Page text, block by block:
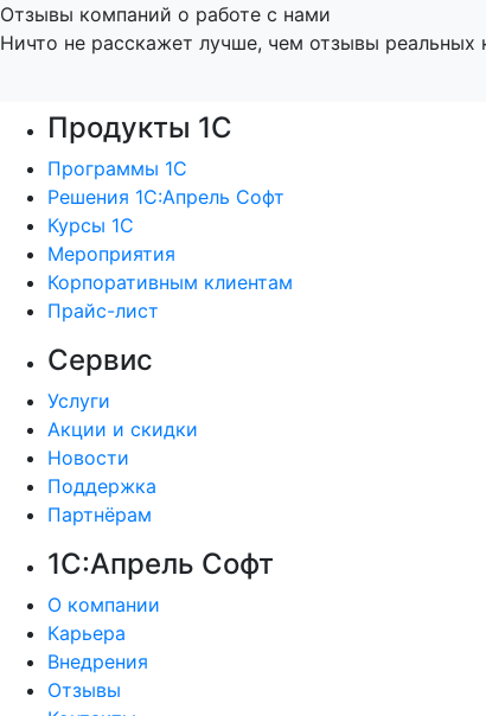
Отзывы компаний о работе с нами
Ничто не расскажет лучше, чем отзывы реальных
Продукты 1С
Программы 1С
Решения 1С:Апрель Софт
Курсы 1С
Мероприятия
Корпоративным клиентам
Прайс-лист
Сервис
Услуги
Акции и скидки
Новости
Поддержка
Партнёрам
1С:Апрель Софт
О компании
Карьера
Внедрения
Отзывы